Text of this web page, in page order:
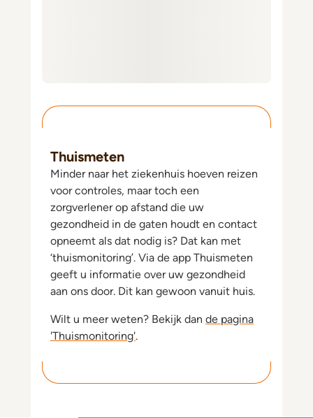
Thuismeten
Minder naar het ziekenhuis hoeven reizen
voor controles, maar toch een
zorgverlener op afstand die uw
gezondheid in de gaten houdt en contact
opneemt als dat nodig is? Dat kan met
‘thuismonitoring’. Via de app Thuismeten
geeft u informatie over uw gezondheid
aan ons door. Dit kan gewoon vanuit huis.
Wilt u meer weten? Bekijk dan de pagina
'Thuismonitoring'.